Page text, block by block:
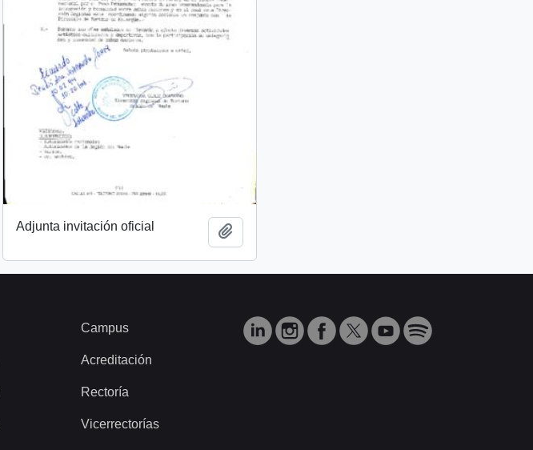
Adjunta invitación oficial Añadir al portapapeles
Campus
Acreditación
Rectoría
Vicerrectorías